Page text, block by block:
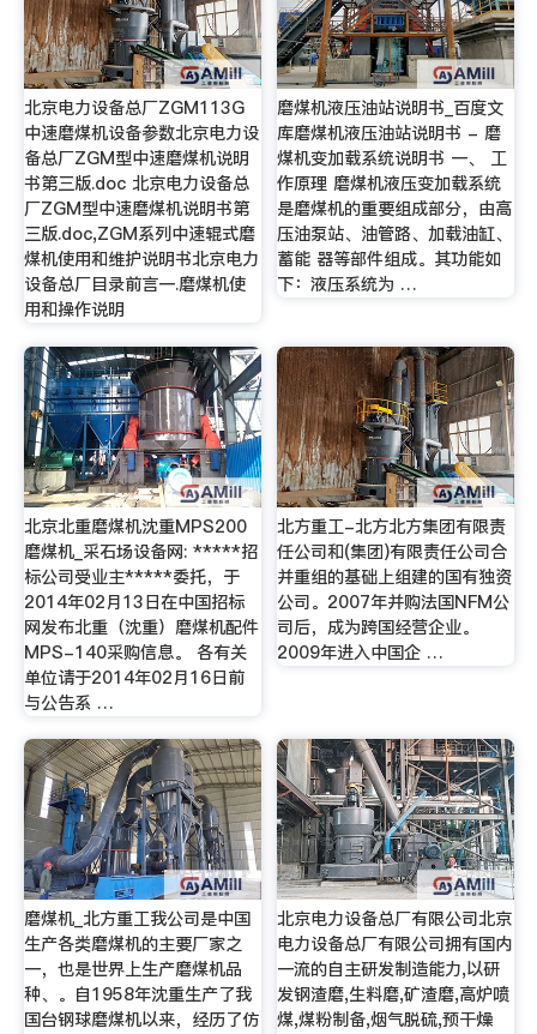
北京电力设备总厂ZGM113G
中速磨煤机设备参数北京电力设
备总厂ZGM型中速磨煤机说明
书第三版.doc 北京电力设备总
厂ZGM型中速磨煤机说明书第
三版.doc,ZGM系列中速辊式磨
煤机使用和维护说明书北京电力
设备总厂目录前言一.磨煤机使
用和操作说明
磨煤机液压油站说明书_百度文
库磨煤机液压油站说明书 - 磨
煤机变加载系统说明书 一、 工
作原理 磨煤机液压变加载系统
是磨煤机的重要组成部分，由高
压油泵站、油管路、加载油缸、
蓄能 器等部件组成。其功能如
下：液压系统为 …
北京北重磨煤机沈重MPS200
磨煤机_采石场设备网: *****招
标公司受业主*****委托，于
2014年02月13日在中国招标
网发布北重（沈重）磨煤机配件
MPS-140采购信息。 各有关
单位请于2014年02月16日前
与公告系 …
北方重工-北方北方集团有限责
任公司和(集团)有限责任公司合
并重组的基础上组建的国有独资
公司。2007年并购法国NFM公
司后，成为跨国经营企业。
2009年进入中国企 …
磨煤机_北方重工我公司是中国
生产各类磨煤机的主要厂家之
一，也是世界上生产磨煤机品
种、。自1958年沈重生产了我
国台钢球磨煤机以来，经历了仿
北京电力设备总厂有限公司北京
电力设备总厂有限公司拥有国内
一流的自主研发制造能力,以研
发钢渣磨,生料磨,矿渣磨,高炉喷
煤,煤粉制备,烟气脱硫,预干燥